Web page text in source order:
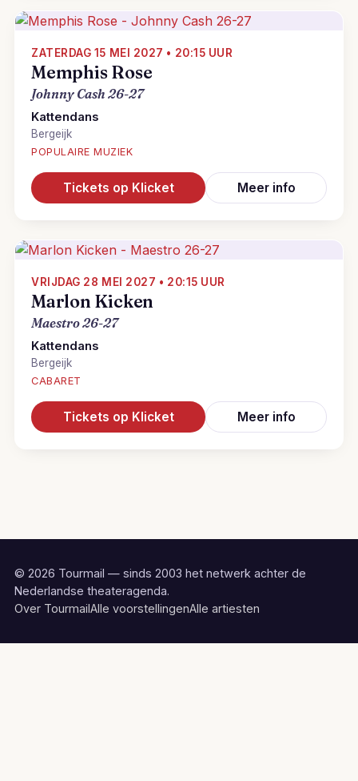
ZATERDAG 15 MEI 2027 • 20:15 UUR
Memphis Rose
Johnny Cash 26-27
Kattendans
Bergeijk
POPULAIRE MUZIEK
Tickets op Klicket Meer info
VRIJDAG 28 MEI 2027 • 20:15 UUR
Marlon Kicken
Maestro 26-27
Kattendans
Bergeijk
CABARET
Tickets op Klicket Meer info
© 2026 Tourmail — sinds 2003 het netwerk achter de
Nederlandse theateragenda.
Over TourmailAlle voorstellingenAlle artiesten